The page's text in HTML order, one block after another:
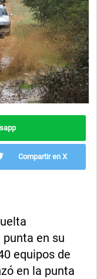
Compartir en X
en su
equipos de
en la punta